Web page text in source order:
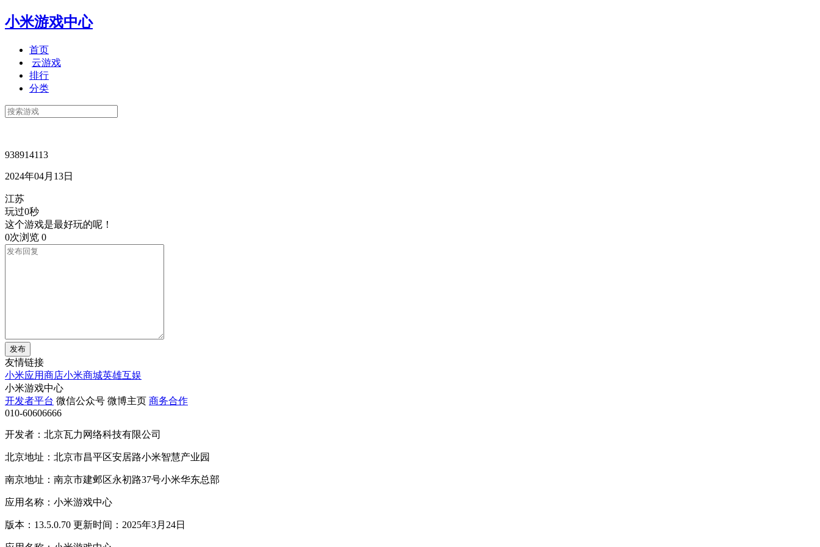
小米游戏中心
首页
云游戏
排行
分类
938914113
2024年04月13日
江苏
玩过0秒
这个游戏是最好玩的呢！
0次浏览 0
发布
友情链接
小米应用商店小米商城英雄互娱
小米游戏中心
开发者平台 微信公众号 微博主页 商务合作
010-60606666
开发者：北京瓦力网络科技有限公司
北京地址：北京市昌平区安居路小米智慧产业园
南京地址：南京市建邺区永初路37号小米华东总部
应用名称：小米游戏中心
版本：13.5.0.70 更新时间：2025年3月24日